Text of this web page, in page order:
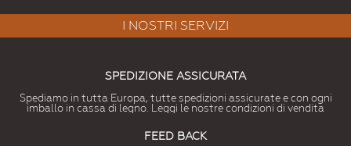
I NOSTRI SERVIZI
SPEDIZIONE ASSICURATA
Spediamo in tutta Europa, tutte spedizioni assicurate e con ogni
imballo in cassa di legno. Leggi le nostre condizioni di vendita
FEED BACK